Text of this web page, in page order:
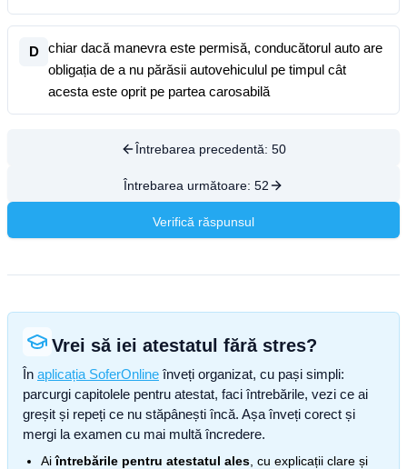
D
chiar dacă manevra este permisă, conducătorul auto are
obligația de a nu părăsii autovehiculul pe timpul cât
acesta este oprit pe partea carosabilă
Întrebarea precedentă: 50
Întrebarea următoare: 52
Verifică răspunsul
Vrei să iei atestatul fără stres?
În aplicația SoferOnline înveți organizat, cu pași simpli:
parcurgi capitolele pentru atestat, faci întrebările, vezi ce ai
greșit și repeți ce nu stăpânești încă. Așa înveți corect și
mergi la examen cu mai multă încredere.
Aiîntrebările pentru atestatul ales , cu explicații clare și